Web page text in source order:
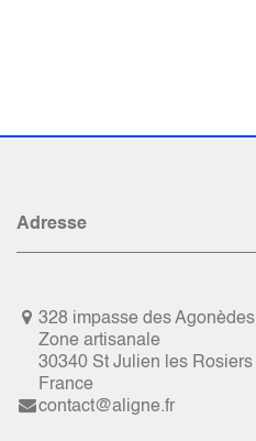
Adresse
328 impasse des Agonèdes
Zone artisanale
30340 St Julien les Rosiers
France
contact@aligne.fr